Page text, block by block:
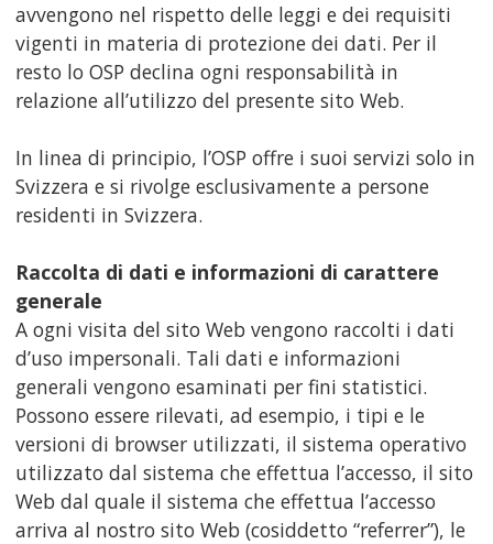
avvengono nel rispetto delle leggi e dei requisiti
vigenti in materia di protezione dei dati. Per il
resto lo OSP declina ogni responsabilità in
relazione all’utilizzo del presente sito Web.
In linea di principio, l’OSP offre i suoi servizi solo in
Svizzera e si rivolge esclusivamente a persone
residenti in Svizzera.
Raccolta di dati e informazioni di carattere
generale
A ogni visita del sito Web vengono raccolti i dati
d’uso impersonali. Tali dati e informazioni
generali vengono esaminati per fini statistici.
Possono essere rilevati, ad esempio, i tipi e le
versioni di browser utilizzati, il sistema operativo
utilizzato dal sistema che effettua l’accesso, il sito
Web dal quale il sistema che effettua l’accesso
arriva al nostro sito Web (cosiddetto “referrer”), le